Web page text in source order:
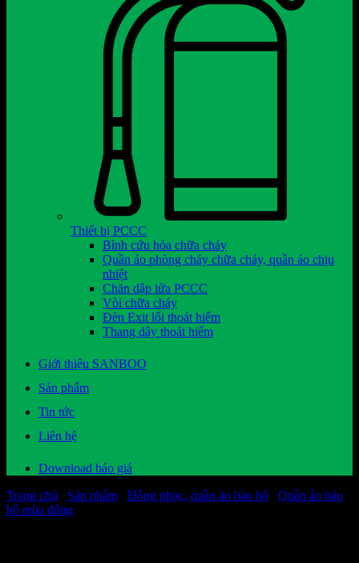
Thiết bị PCCC
Bình cứu hỏa chữa cháy
Quần áo phòng cháy chữa cháy, quần áo chịu
nhiệt
Chăn dập lửa PCCC
Vòi chữa cháy
Đèn Exit lối thoát hiểm
Thang dây thoát hiểm
Giới thiệu SANBOO
Sản phẩm
Tin tức
Liên hệ
Download báo giá
Trang chủ
Sản phẩm Đồng phục, quần áo bảo hộ
Quần áo bảo
hộ mùa đông